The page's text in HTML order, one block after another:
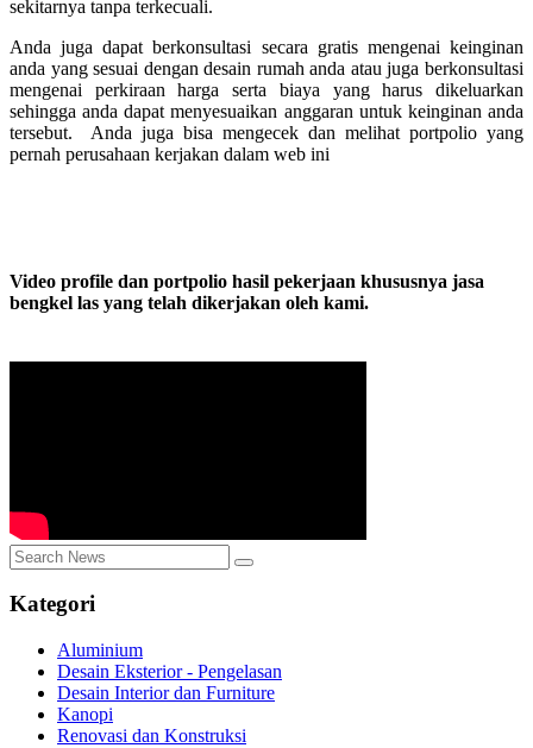
sekitarnya tanpa terkecuali.
Anda juga dapat berkonsultasi secara gratis mengenai keinginan
anda yang sesuai dengan desain rumah anda atau juga berkonsultasi
mengenai perkiraan harga serta biaya yang harus dikeluarkan
sehingga anda dapat menyesuaikan anggaran untuk keinginan anda
tersebut. Anda juga bisa mengecek dan melihat portpolio yang
pernah perusahaan kerjakan dalam web ini
Video profile dan portpolio hasil pekerjaan khususnya jasa
bengkel las yang telah dikerjakan oleh kami.
Kategori
Aluminium
Desain Eksterior - Pengelasan
Desain Interior dan Furniture
Kanopi
Renovasi dan Konstruksi